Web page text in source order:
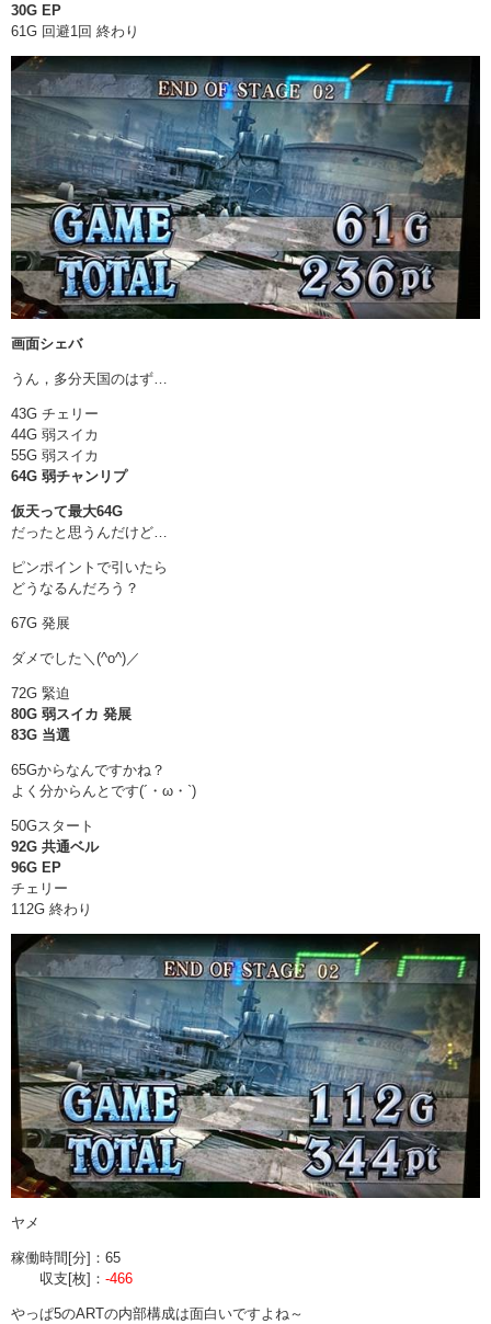
30G EP
61G 回避1回 終わり
画面シェバ
うん，多分天国のはず…
43G チェリー
44G 弱スイカ
55G 弱スイカ
64G 弱チャンリプ
仮天って最大64G
だったと思うんだけど…
ピンポイントで引いたら
どうなるんだろう？
67G 発展
ダメでした＼(^o^)／
72G 緊迫
80G 弱スイカ 発展
83G 当選
65Gからなんですかね？
よく分からんとです(´・ω・`)
50Gスタート
92G 共通ベル
96G EP
チェリー
112G 終わり
ヤメ
稼働時間[分]：65
収支[枚]： -466
やっぱ5のARTの内部構成は面白いですよね～